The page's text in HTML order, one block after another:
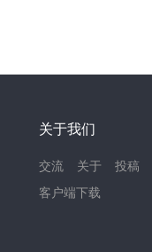
关于我们
交流 关于
投稿
客户端下载